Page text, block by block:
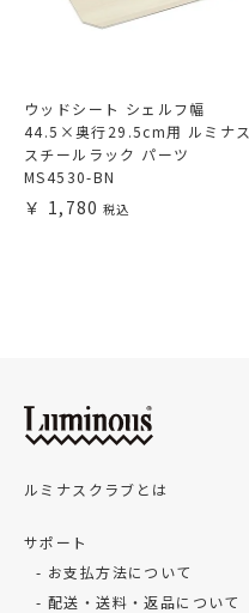
ウッドシート シェルフ幅
44.5×奥行29.5cm用 ルミナス
スチールラック パーツ
MS4530-BN
1,780
ルミナスクラブとは
サポート
お支払方法について
配送・送料・返品について